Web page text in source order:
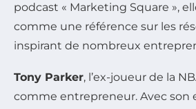
podcast « Marketing Square »,
comme une référence sur les
inspirant de nombreux
Tony Parker, l’ex-joueur de la
comme entrepreneur. Avec son